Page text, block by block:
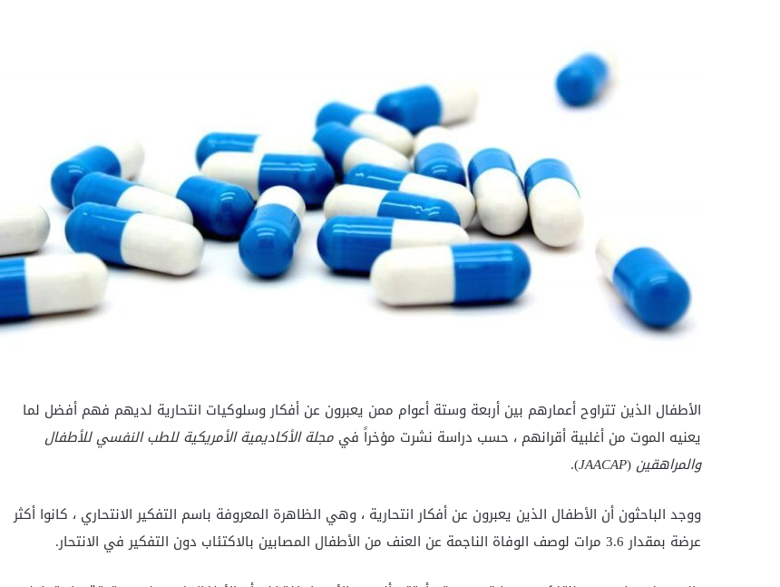
الأطفال الذين تتراوح أعمارهم بين أربعة وستة أعوام ممن يعبرون عن أفكار وسلوكيات انتحارية لديهم فهم أفضل لما
يعنيه الموت من أغلبية أقرانهم ، حسب دراسة نشرت مؤخراً في مجلة الأكاديمية الأمريكية للطب النفسي للأطفال
والمراهقين(
JAACAP
).
ووجد الباحثون أن الأطفال الذين يعبرون عن أفكار انتحارية ، وهي الظاهرة المعروفة باسم التفكير الانتحاري ، كانوا أكثر
عرضة بمقدار 3.6 مرات لوصف الوفاة الناجمة عن العنف من الأطفال المصابين بالاكتئاب دون التفكير في الانتحار.